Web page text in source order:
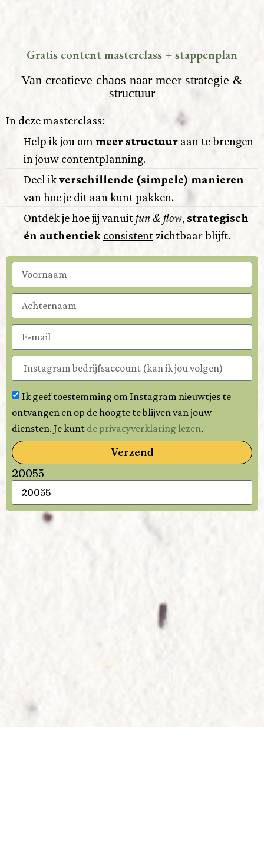
Gratis content masterclass + stappenplan
Van creatieve chaos naar meer strategie &
structuur
In deze masterclass:
Help ik jou om meer structuur aan te brengen
in jouw contentplanning.
Deel ikverschillende (simpele) manieren
van hoe je dit aan kunt pakken.
Ontdek je hoe jij vanuitfun & flow, strategisch
én authentiek consistent zichtbaar blijft.
Ik geef toestemming om Instagram nieuwtjes te
ontvangen en op de hoogte te blijven van jouw
diensten. Je kunt de privacyverklaring lezen.
Verzend
20055